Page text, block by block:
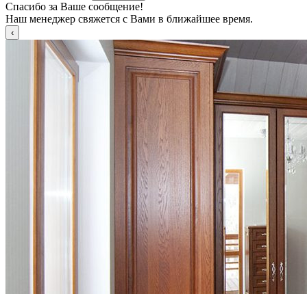
Спасибо за Ваше сообщение!
Наш менеджер свяжется с Вами в ближайшее время.